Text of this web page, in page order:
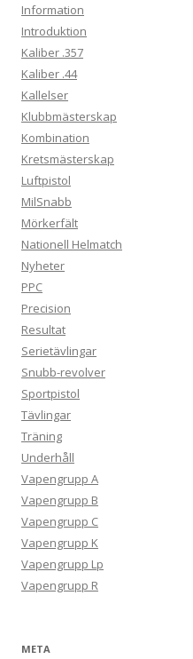
Information
Introduktion
Kaliber .357
Kaliber .44
Kallelser
Klubbmästerskap
Kombination
Kretsmästerskap
Luftpistol
MilSnabb
Mörkerfält
Nationell Helmatch
Nyheter
PPC
Precision
Resultat
Serietävlingar
Snubb-revolver
Sportpistol
Tävlingar
Träning
Underhåll
Vapengrupp A
Vapengrupp B
Vapengrupp C
Vapengrupp K
Vapengrupp Lp
Vapengrupp R
META